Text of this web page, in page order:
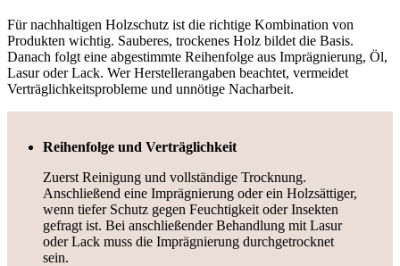
Für nachhaltigen Holzschutz ist die richtige Kombination von
Produkten wichtig. Sauberes, trockenes Holz bildet die Basis.
Danach folgt eine abgestimmte Reihenfolge aus Imprägnierung, Öl,
Lasur oder Lack. Wer Herstellerangaben beachtet, vermeidet
Verträglichkeitsprobleme und unnötige Nacharbeit.
Reihenfolge und Verträglichkeit
Zuerst Reinigung und vollständige Trocknung.
Anschließend eine Imprägnierung oder ein Holzsättiger,
wenn tiefer Schutz gegen Feuchtigkeit oder Insekten
gefragt ist. Bei anschließender Behandlung mit Lasur
oder Lack muss die Imprägnierung durchgetrocknet
sein.